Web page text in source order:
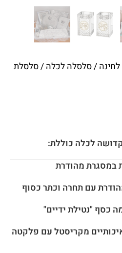
/סלסלה לכלה/ סלסלת
לכלה כוללת:
מקריסטל עם פלקטה